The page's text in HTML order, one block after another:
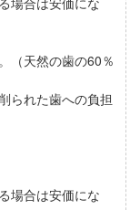
（天然の歯の60％
られた歯への負担
場合は安価にな